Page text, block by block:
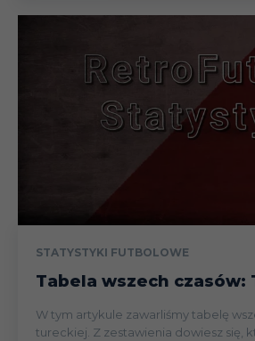
STATYSTYKI FUTBOLOWE
Tabela wszech czasów:
W tym artykule zawarliśmy tabelę
tureckiej. Z zestawienia dowiesz się,